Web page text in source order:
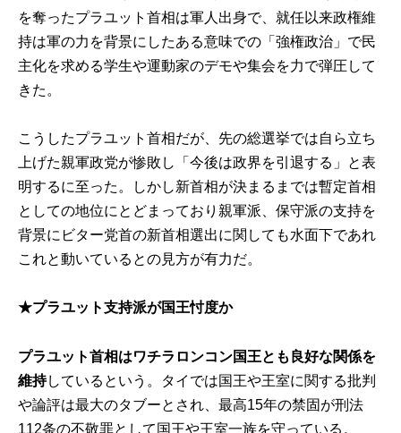
を奪ったプラユット首相は軍人出身で、就任以来政権維
持は軍の力を背景にしたある意味での「強権政治」で民
主化を求める学生や運動家のデモや集会を力で弾圧して
きた。
こうしたプラユット首相だが、先の総選挙では自ら立ち
上げた親軍政党が惨敗し「今後は政界を引退する」と表
明するに至った。しかし新首相が決まるまでは暫定首相
としての地位にとどまっており親軍派、保守派の支持を
背景にビター党首の新首相選出に関しても水面下であれ
これと動いているとの見方が有力だ。
★プラユット支持派が国王忖度か
プラユット首相はワチラロンコン国王とも良好な関係を
維持しているという。タイでは国王や王室に関する批判
や論評は最大のタブーとされ、最高15年の禁固が刑法
112条の不敬罪として国王や王室一族を守っている。